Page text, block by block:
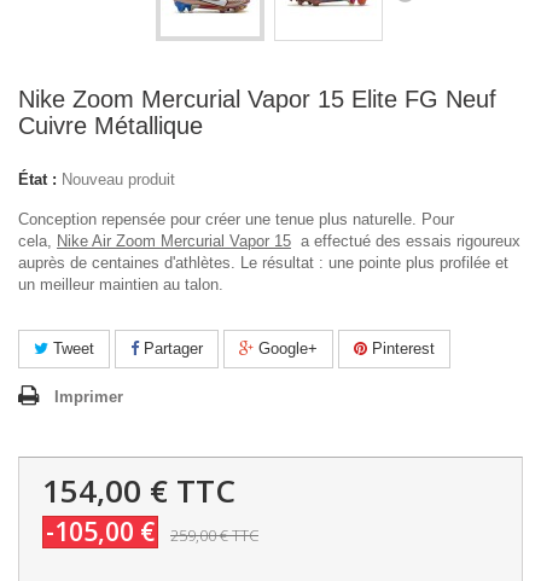
Nike Zoom Mercurial Vapor 15 Elite FG Neuf
Cuivre Métallique
État : Nouveau produit
Conception repensée pour créer une tenue plus naturelle. Pour
cela, Nike Air Zoom Mercurial Vapor 15 a effectué des essais rigoureux
auprès de centaines d'athlètes. Le résultat : une pointe plus profilée et
un meilleur maintien au talon.
Tweet Partager Google+ Pinterest
Imprimer
154,00 € TTC
-105,00 € 259,00 €TTC